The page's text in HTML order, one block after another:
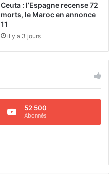
Ceuta : l’Espagne recense 72
morts, le Maroc en annonce
11
il y a 3 jours
52 500
Abonnés